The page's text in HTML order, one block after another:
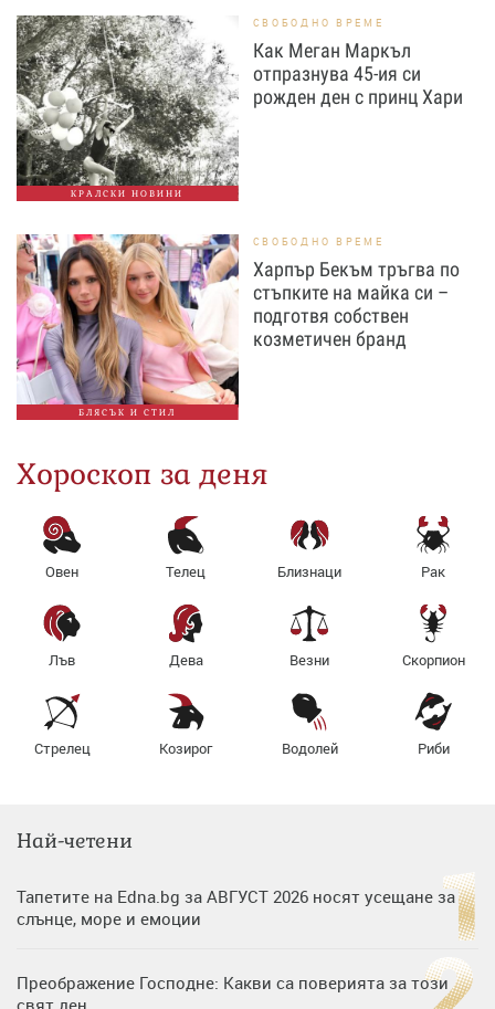
КРАЛСКИ НОВИНИ
СВОБОДНО ВРЕМЕ
Как Меган Маркъл
отпразнува 45-ия си
рожден ден с принц Хари
БЛЯСЪК И СТИЛ
СВОБОДНО ВРЕМЕ
Харпър Бекъм тръгва по
стъпките на майка си –
подготвя собствен
козметичен бранд
Хороскоп за деня
Овен Телец Близнаци Рак
Лъв Дева Везни Скорпион
Стрелец Козирог Водолей Риби
Най-четени
Тапетите на Edna.bg за АВГУСТ 2026 носят усещане за
слънце, море и емоции
Преображение Господне: Какви са поверията за този
свят ден